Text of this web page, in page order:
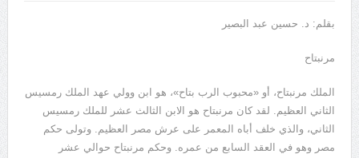
بقلم: د. حسين عبد البصير
مرنبتاح
الملك مرنبتاح، أو «محبوب الرب بتاح»، هو ابن وولي عهد الملك رمسيس
الثاني العظيم. لقد كان مرنبتاح هو الابن الثالث عشر للملك رمسيس
الثاني، والذي خلف أباه المعمر على عرش مصر العظيم. وتولى حكم
مصر وهو في العقد السابع من عمره. وحكم مرنبتاح حوالي عشر